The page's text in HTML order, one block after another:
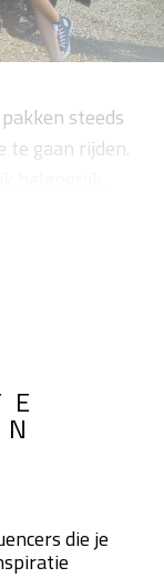
steeds
te gaan rijden.
kast en is
opzoek naar
die je